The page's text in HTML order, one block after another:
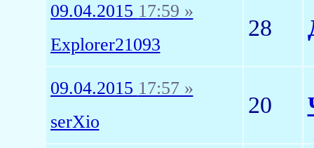
09.04.2015 17:59 »
Explorer21093
28
09.04.2015 17:57 »
serXio
20